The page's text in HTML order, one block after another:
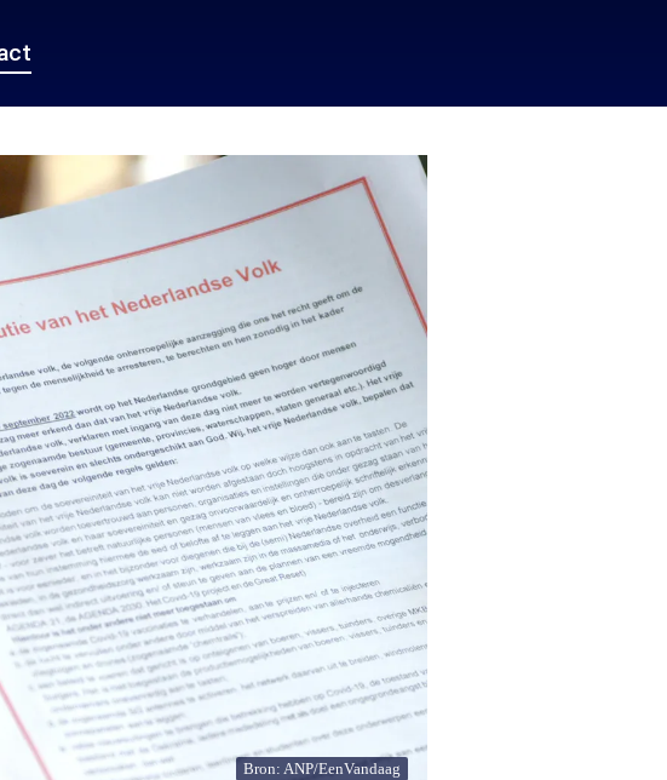
Bron: ANP/EenVandaag